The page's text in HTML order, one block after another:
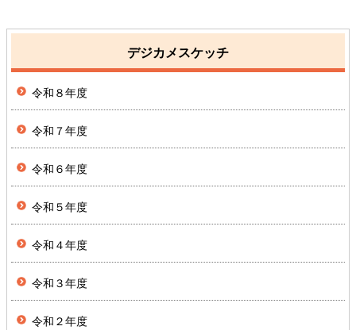
デジカメスケッチ
令和８年度
令和７年度
令和６年度
令和５年度
令和４年度
令和３年度
令和２年度